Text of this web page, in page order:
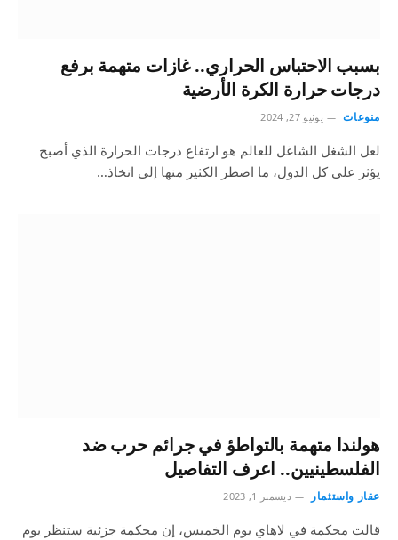
بسبب الاحتباس الحراري.. غازات متهمة برفع
درجات حرارة الكرة الأرضية
منوعات يونيو 27, 2024
لعل الشغل الشاغل للعالم هو ارتفاع درجات الحرارة الذي أصبح
يؤثر على كل الدول، ما اضطر الكثير منها إلى اتخاذ…
هولندا متهمة بالتواطؤ في جرائم حرب ضد
الفلسطينيين.. اعرف التفاصيل
عقار واستثمار ديسمبر 1, 2023
قالت محكمة في لاهاي يوم الخميس، إن محكمة جزئية ستنظر يوم